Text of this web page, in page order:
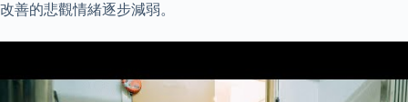
改善的悲觀情緒逐步減弱。